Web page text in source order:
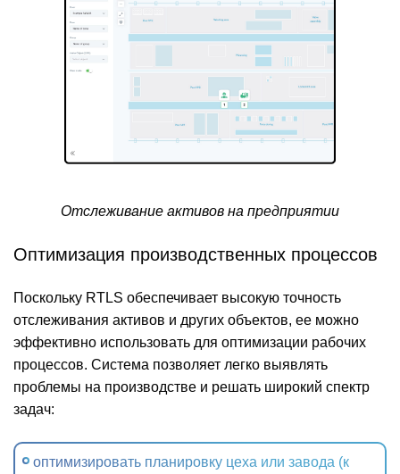
Отслеживание активов на предприятии
Оптимизация производственных процессов
Поскольку RTLS обеспечивает высокую точность
отслеживания активов и других объектов, ее можно
эффективно использовать для оптимизации рабочих
процессов. Система позволяет легко выявлять
проблемы на производстве и решать широкий спектр
задач:
оптимизировать планировку цеха или завода (к